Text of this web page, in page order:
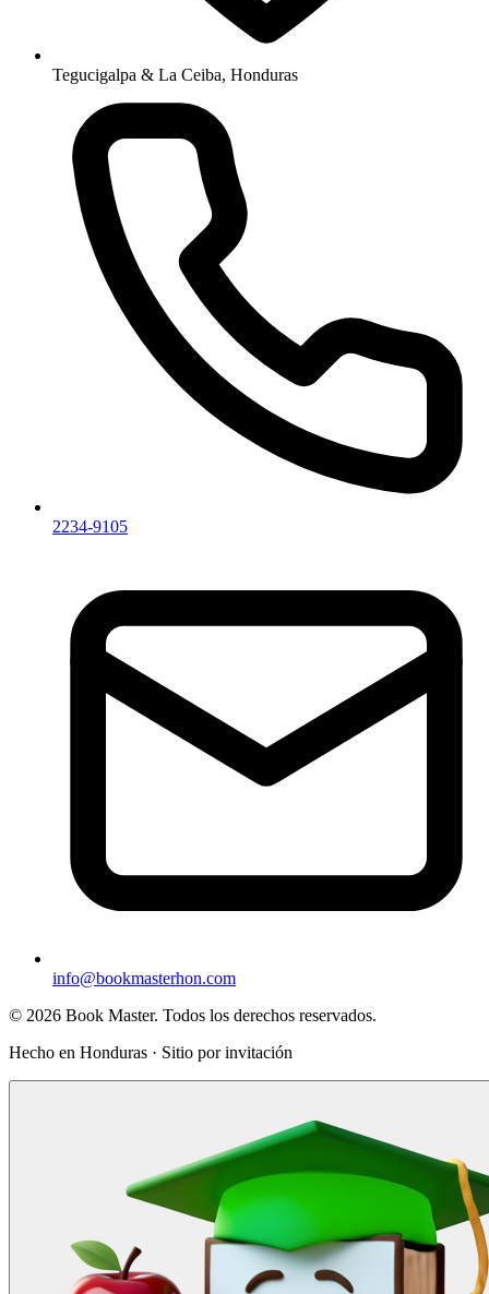
Tegucigalpa & La Ceiba, Honduras
2234-9105
info@bookmasterhon.com
© 2026 Book Master. Todos los derechos reservados.
Hecho en Honduras · Sitio por invitación